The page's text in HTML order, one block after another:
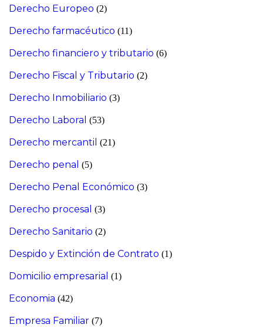
Derecho Europeo (2)
Derecho farmacéutico (11)
Derecho financiero y tributario (6)
Derecho Fiscal y Tributario (2)
Derecho Inmobiliario (3)
Derecho Laboral (53)
Derecho mercantil (21)
Derecho penal (5)
Derecho Penal Económico (3)
Derecho procesal (3)
Derecho Sanitario (2)
Despido y Extinción de Contrato (1)
Domicilio empresarial (1)
Economia (42)
Empresa Familiar (7)